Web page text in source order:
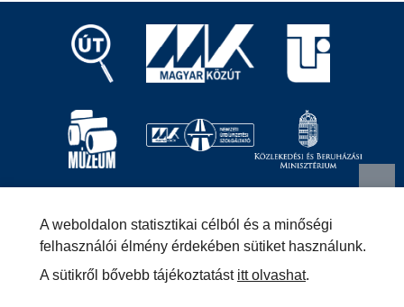
1024 Budapest, Fényes
Elek utca 7-13.
+36 (1) 819-9000 info@kozut.hu
MKNZRT (KRID: 153207128) Hivatali Kapu
A weboldalon statisztikai célból és a minőségi
felhasználói élmény érdekében sütiket használunk.
A sütikről bővebb tájékoztatást itt olvashat.